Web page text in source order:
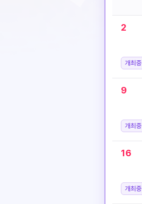
2
개최중
9
개최중
16
개최중